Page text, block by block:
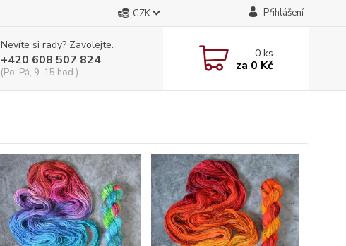
CZK Přihlášení
Nevíte si rady? Zavolejte.
+420 608 507 824
(Po-Pá, 9-15 hod.)
0ks
za 0 Kč